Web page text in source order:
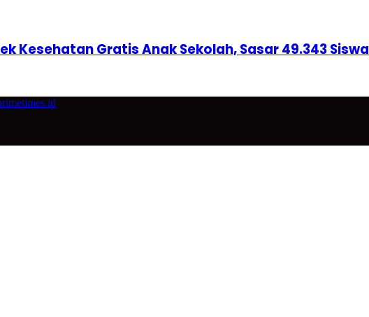
Kesehatan Gratis Anak Sekolah, Sasar 49.343 Siswa